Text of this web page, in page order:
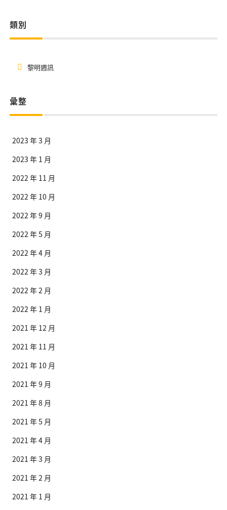
類別
黎明週訊
彙整
2023 年 3 月
2023 年 1 月
2022 年 11 月
2022 年 10 月
2022 年 9 月
2022 年 5 月
2022 年 4 月
2022 年 3 月
2022 年 2 月
2022 年 1 月
2021 年 12 月
2021 年 11 月
2021 年 10 月
2021 年 9 月
2021 年 8 月
2021 年 5 月
2021 年 4 月
2021 年 3 月
2021 年 2 月
2021 年 1 月